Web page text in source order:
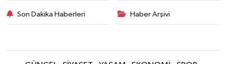
Son Dakika Haberleri Haber Arşivi